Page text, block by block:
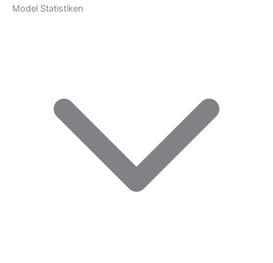
Model Statistiken